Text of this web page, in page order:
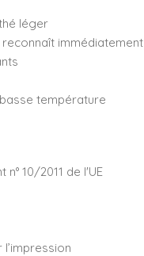
léger
immédiatement
température
10/2011 de l'UE